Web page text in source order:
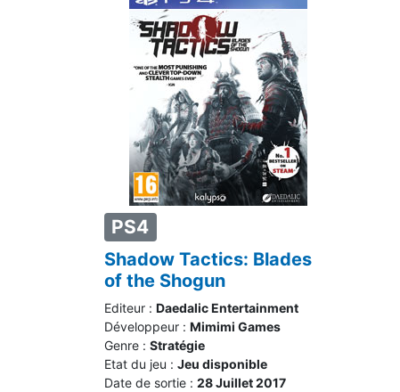
PS4
Shadow Tactics: Blades
of the Shogun
Editeur : Daedalic Entertainment
Développeur : Mimimi Games
Genre : Stratégie
Etat du jeu : Jeu disponible
Date de sortie : 28 Juillet 2017